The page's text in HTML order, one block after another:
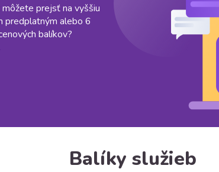
prejsť na vyššiu
predplatným alebo 6
balíkov?
Balíky služieb